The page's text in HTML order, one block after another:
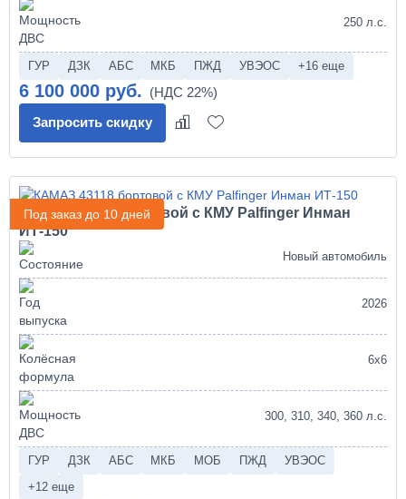
250 л.с.
ГУР ДЗК АБС МКБ ПЖД УВЭОС +16 еще
6 100 000 руб.
Запросить скидку
Под заказ до 10 дней
КАМАЗ 43118 бортовой с КМУ Palfinger Инман
ИТ-150
Новый автомобиль
2026
6х6
300, 310, 340, 360 л.с.
ГУР ДЗК АБС МКБ МОБ ПЖД
УВЭОС
+12 еще